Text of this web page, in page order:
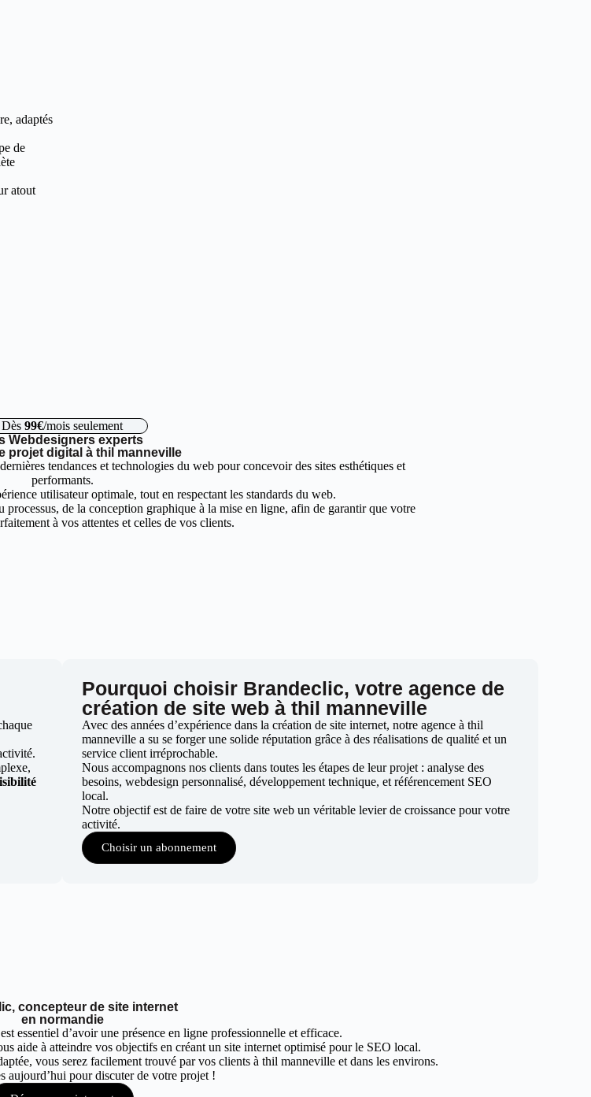
adaptés
de
atout
Dès 99€/mois seulement
Webdesigners experts
projet digital à thil manneville
tendances et technologies du web pour concevoir des sites esthétiques et
performants.
utilisateur optimale, tout en respectant les standards du web.
de la conception graphique à la mise en ligne, afin de garantir que votre
à vos attentes et celles de vos clients.
Pourquoi choisir Brandeclic, votre agence de
création de site web à thil manneville
Avec des années d’expérience dans la création de site internet, notre agence à thil
manneville a su se forger une solide réputation grâce à des réalisations de qualité et un
service client irréprochable.
Nous accompagnons nos clients dans toutes les étapes de leur projet : analyse des
besoins, webdesign personnalisé, développement technique, et référencement SEO
local.
Notre objectif est de faire de votre site web un véritable levier de croissance pour votre
activité.
Choisir un abonnement
concepteur de site internet
en normandie
essentiel d’avoir une présence en ligne professionnelle et efficace.
aide à atteindre vos objectifs en créant un site internet optimisé pour le SEO local.
vous serez facilement trouvé par vos clients à thil manneville et dans les environs.
aujourd’hui pour discuter de votre projet !